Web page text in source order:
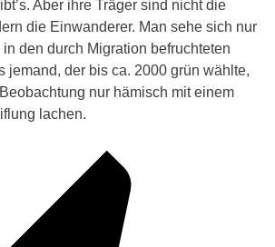
Aber ihre Träger sind nicht die
die Einwanderer. Man sehe sich nur
den durch Migration befruchteten
jemand, der bis ca. 2000 grün wählte,
nur hämisch mit einem
lachen.